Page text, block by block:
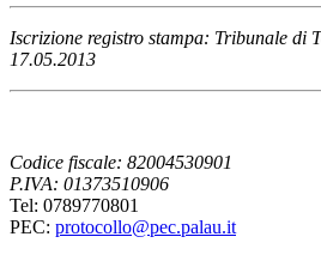
Iscrizione registro stampa: Tribunale di
17.05.2013
Codice fiscale: 82004530901
P.IVA: 01373510906
Tel: 0789770801
PEC: protocollo@pec.palau.it